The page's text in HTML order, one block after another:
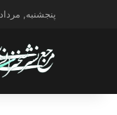
پنجشنبه, مرداد ۱۵ ۱۴۰۵